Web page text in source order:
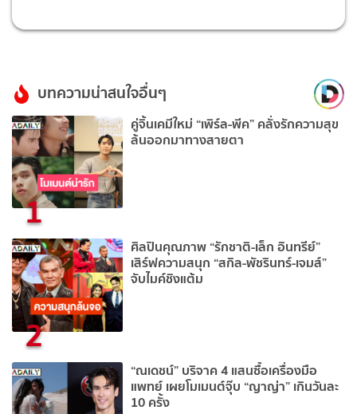
บทความน่าสนใจอื่นๆ
1
คู่จิ้นเคมีใหม่ “เพิร์ล-พีค” คลั่งรักความสุข
ล้นออกมาทางสายตา
2
ศิลปินคุณภาพ “รักชาติ-เล็ก อินทรีย์”
เสิร์ฟความสนุก “สกิล-พัชรินทร์-เจมส์”
จับไมค์ชิงแต้ม
“ณเดชน์” บริจาค 4 แสนซื้อเครื่องมือ
แพทย์ เผยโมเมนต์จุ๊บ “ญาญ่า” เกินวันละ
10 ครั้ง